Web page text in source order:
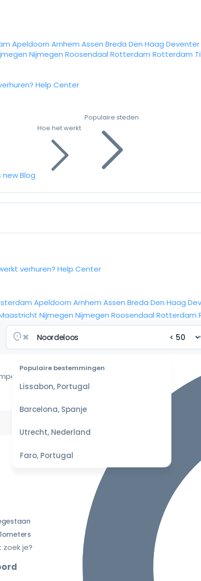
Apeldoorn Arnhem Assen Breda Den Haag Deventer
Nijmegen Roosendaal Rotterdam Rotterdam
Help Center
newBlog
Hoe het werkt
Populaire steden
verhuren? Help Center
Apeldoorn Arnhem Assen Breda Den Haag
Nijmegen Nijmegen Roosendaal Rotterdam
Populaire bestemmingen
Lissabon, Portugal
Barcelona, Spanje
Utrecht, Nederland
Faro, Portugal
voor je reis
je?